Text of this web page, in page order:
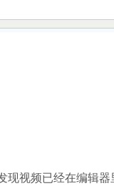
视频已经在编辑器